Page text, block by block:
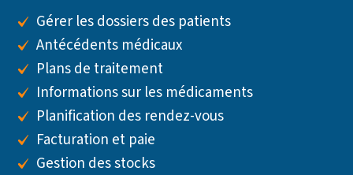
Gérer les dossiers des patients
Antécédents médicaux
Plans de traitement
Informations sur les médicaments
Planification des rendez-vous
Facturation et paie
Gestion des stocks